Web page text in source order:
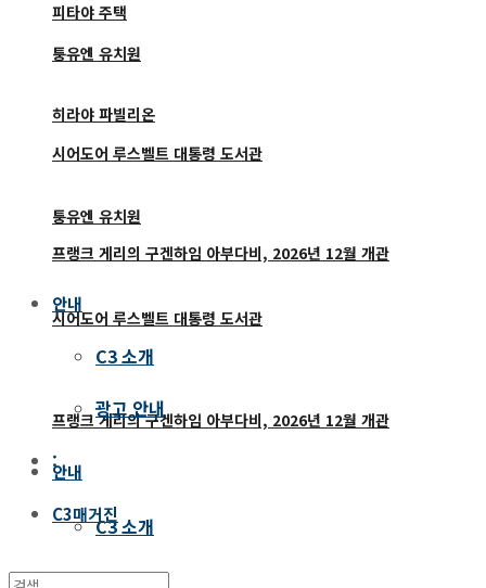
피타야 주택
히라야 파빌리온
퉁유엔 유치원
시어도어 루스벨트 대통령 도서관
프랭크 게리의 구겐하임 아부다비, 2026년 12월 개관
안내
C3 소개
광고 안내
퉁유엔 유치원
시어도어 루스벨트 대통령 도서관
프랭크 게리의 구겐하임 아부다비, 2026년 12월 개관
안내
C3 소개
광고 안내
:
C3매거진